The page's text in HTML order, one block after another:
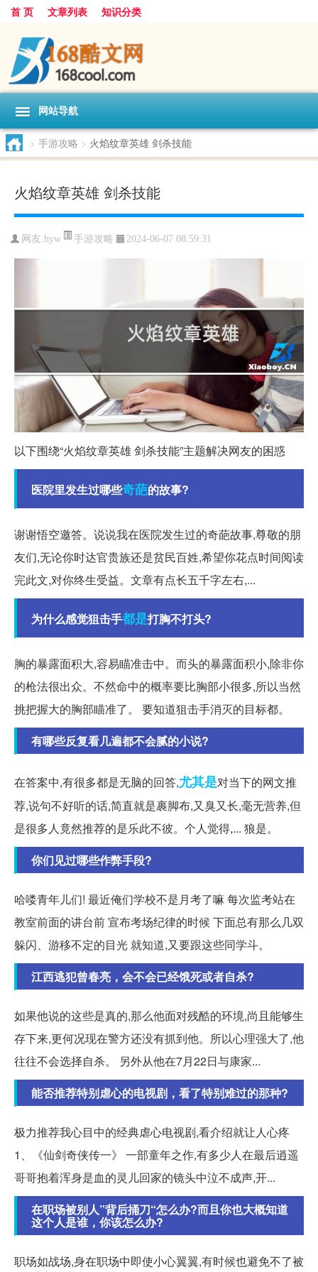
首 页 文章列表 知识分类
网站导航
> 手游攻略 > 火焰纹章英雄 剑杀技能
火焰纹章英雄 剑杀技能
网友:hyw 手游攻略 2024-06-07 08:59:31
以下围绕“火焰纹章英雄 剑杀技能”主题解决网友的困惑
医院里发生过哪些奇葩的故事?
谢谢悟空邀答。说说我在医院发生过的奇葩故事,尊敬的朋
友们,无论你时达官贵族还是贫民百姓,希望你花点时间阅读
完此文,对你终生受益。文章有点长五千字左右,...
为什么感觉狙击手都是打胸不打头?
胸的暴露面积大,容易瞄准击中。而头的暴露面积小,除非你
的枪法很出众。不然命中的概率要比胸部小很多,所以当然
挑把握大的胸部瞄准了。 要知道狙击手消灭的目标都。
有哪些反复看几遍都不会腻的小说?
在答案中,有很多都是无脑的回答,尤其是对当下的网文推
荐,说句不好听的话,简直就是裹脚布,又臭又长,毫无营养,但
是很多人竟然推荐的是乐此不彼。个人觉得,... 狼是。
你们见过哪些作弊手段?
哈喽青年儿们! 最近俺们学校不是月考了嘛 每次监考站在
教室前面的讲台前 宣布考场纪律的时候 下面总有那么几双
躲闪、游移不定的目光 就知道,又要跟这些同学斗。
江西逃犯曾春亮，会不会已经饿死或者自杀?
如果他说的这些是真的,那么他面对残酷的环境,尚且能够生
存下来,更何况现在警方还没有抓到他。所以心理强大了,他
往往不会选择自杀。 另外从他在7月22日与康家...
能否推荐特别虐心的电视剧，看了特别难过的那种?
极力推荐我心目中的经典虐心电视剧,看介绍就让人心疼
1、《仙剑奇侠传一》 一部童年之作,有多少人在最后逍遥
哥哥抱着浑身是血的灵儿回家的镜头中泣不成声,开...
在职场被别人”背后捅刀“怎么办?而且你也大概知道
这个人是谁，你该怎么办?
职场如战场,身在职场中即使小心翼翼,有时候也避免不了被